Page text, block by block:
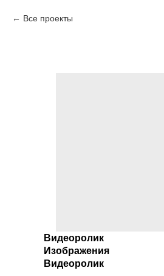
Все проекты
Видеоролик
Изображения
Видеоролик